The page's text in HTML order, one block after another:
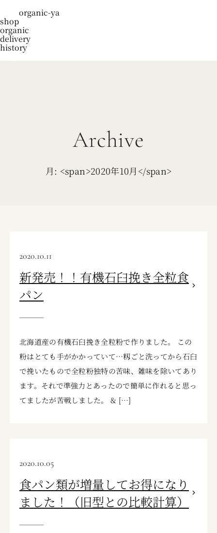
organic-ya
shop
organic
delivery
history
Archive
月: <span>2020年10月</span>
2020.10.11
新発売！！有機石臼挽き全粒食
パン
北海道産の有機石臼挽き全粒粉で作りました。 この
粉はとても手がかかっていて…籾ごと洗ってから石臼
で挽いたもので全粒粉独特の苦味、雑味を除いてあり
ます。それで準強力とあったので簡単に作れると思っ
てましたが苦戦しました。 & […]
2020.10.05
食パン類が増量してお得になり
ました！（旧型との比較計算）